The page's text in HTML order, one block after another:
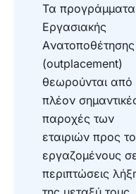
Τα προγράμματα
Eργασιακής
Aνατοποθέτησης
(outplacement)
θεωρούνται από
πλέον
παροχές των
εταιριών προς
εργαζομένους
περιπτώσεις